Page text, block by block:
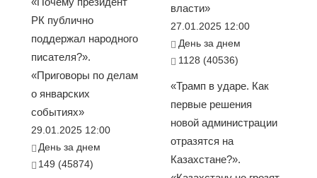
РК публично
поддержал народного
писателя?».
«Приговоры по делам
о январских
событиях»
29.01.2025 12:00
День за днем
149 (45874)
власти»
27.01.2025 12:00
День за днем
1128 (40536)
«Трамп в ударе. Как
первые решения
новой администрации
отразятся на
Казахстане?».